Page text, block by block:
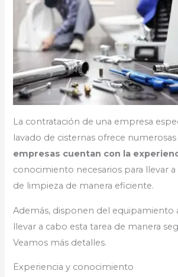
La contratación de una empresa
lavado de cisternas ofrece numerosas
empresas cuentan con la
conocimiento necesarios para llevar
de limpieza de manera eficiente.
Además, disponen del equipamiento
llevar a cabo esta tarea de manera
Veamos más detalles.
Experiencia y conocimiento